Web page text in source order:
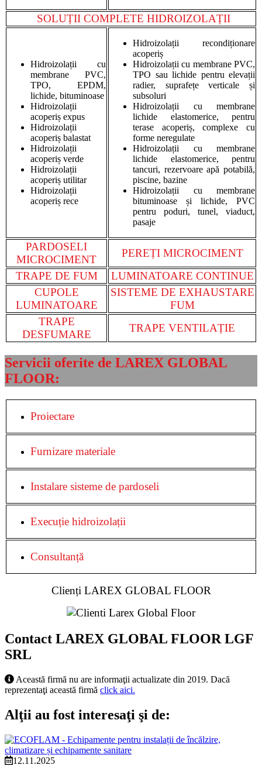
SOLUȚII COMPLETE HIDROIZOLAȚII
Hidroizolații cu
membrane PVC,
TPO, EPDM,
lichide, bituminoase
Hidroizolații
acoperiș expus
Hidroizolații
acoperiș balastat
Hidroizolații
acoperiș verde
Hidroizolații
acoperiș utilitar
Hidroizolații
acoperiș rece
Hidroizolații recondiționare
acoperiș
Hidroizolații cu membrane PVC,
TPO sau lichide pentru elevații
radier, suprafețe verticale și
subsoluri
Hidroizolații cu membrane
lichide elastomerice, pentru
terase acoperiș, complexe cu
forme neregulate
Hidroizolații cu membrane
lichide elastomerice, pentru
tancuri, rezervoare apă potabilă,
piscine, bazine
Hidroizolații cu membrane
bituminoase și lichide, PVC
pentru poduri, tunel, viaduct,
pasaje
PARDOSELI
MICROCIMENT
PEREȚI MICROCIMENT
TRAPE DE FUM
LUMINATOARE CONTINUE
CUPOLE
LUMINATOARE
SISTEME DE EXHAUSTARE
FUM
TRAPE
DESFUMARE
TRAPE VENTILAȚIE
Servicii oferite de LAREX GLOBAL
FLOOR:
Proiectare
Furnizare materiale
Instalare sisteme de pardoseli
Execuție hidroizolații
Consultanță
Clienți LAREX GLOBAL FLOOR
Contact LAREX GLOBAL FLOOR LGF
SRL
Această firmă nu are informaţii actualizate din 2019. Dacă
reprezentaţi această firmă click aici.
Alţii au fost interesaţi şi de:
12.11.2025